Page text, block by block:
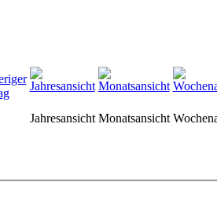
Jahresansicht Monatsansicht